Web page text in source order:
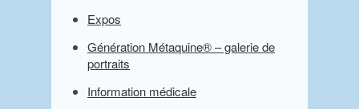
Expos
Génération Métaquine® – galerie de
portraits
Information médicale